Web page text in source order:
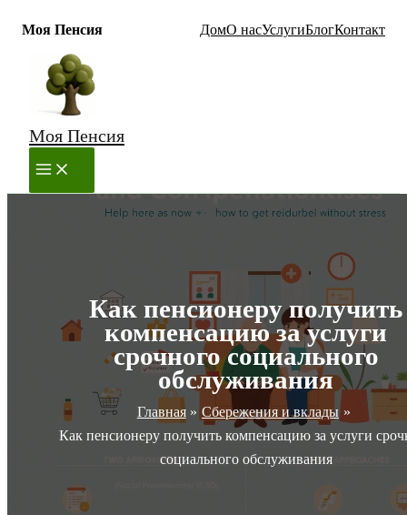
Моя Пенсия ДомО насУслугиБлогКонтакт
Перейти
содержимому
Моя Пенсия
MAIN
MENU
Как пенсионеру получить
компенсацию за услуги
срочного социального
обслуживания
Главная
Сбережения и вклады
Как пенсионеру получить компенсацию за услуги
социального обслуживания